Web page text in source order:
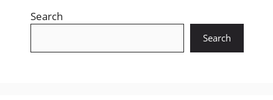
Search
Search